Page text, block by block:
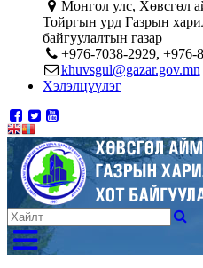
Монгол улс, Хөвсгөл
Тойргын урд Газрын
байгуулалтын газар
+976-7038-2929, +976-
khuvsgul@gazar.gov.mn
Хэлэлцүүлэг